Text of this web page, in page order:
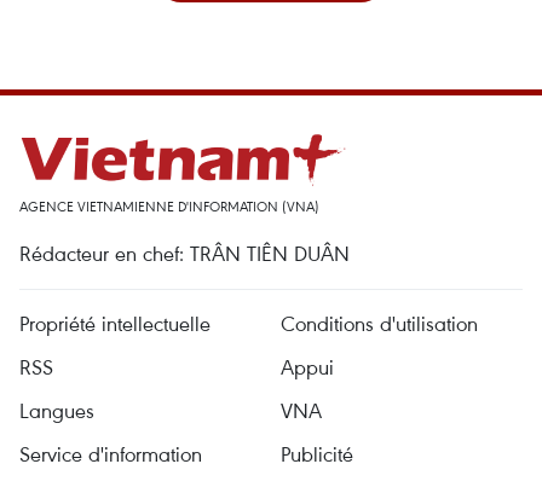
AGENCE VIETNAMIENNE D'INFORMATION (VNA)
Rédacteur en chef: TRÂN TIÊN DUÂN
Propriété intellectuelle
Conditions d'utilisation
RSS
Appui
Langues
VNA
Service d'information
Publicité